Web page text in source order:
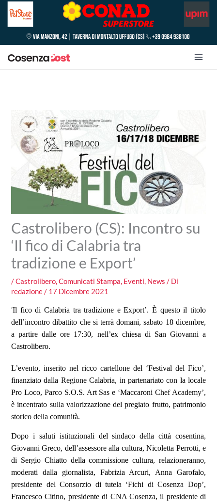
Castrolibero (CS): Incontro su
‘Il fico di Calabria tra
tradizione e Export’
/Castrolibero,Comunicati Stampa, Eventi, News / Di
redazione/ 17 Dicembre 2021
’Il fico di Calabria tra tradizione e Export’.È questo il titolo
dell’incontro dibattito che si terrà domani, sabato 18 dicembre,
a partire dalle ore 17:30, nell’ex chiesa di San Giovanni a
Castrolibero.
L’evento, inserito nel ricco cartellone del ‘Festival del Fico’,
finanziato dalla Regione Calabria, in partenariato con la locale
Pro Loco, Parco S.O.S. Art Sas e ‘Maccaroni Chef Academy’,
è incentrato sulla valorizzazione del pregiato frutto, patrimonio
storico della comunità.
Dopo i saluti istituzionali del sindaco della città cosentina,
Giovanni Greco, dell’assessore alla cultura, Nicoletta Perrotti, e
di Sergio Chiatto della commissione cultura, relazioneranno,
moderati dalla giornalista, Fabrizia Arcuri, Anna Garofalo,
presidente del Consorzio di tutela ‘Fichi di Cosenza Dop’,
Francesco Citino, presidente di CNA Cosenza, il presidente di